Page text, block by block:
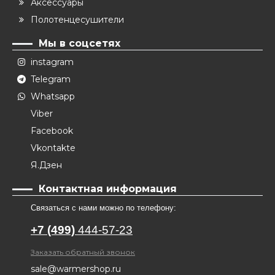
позолоченных тонов, которые можно подобрать
в цвет обстановки или отделки комнаты. Такие
интерьере.
Gold Line(позолоченные смесители)
Rose Gold Line
Золото как матовая так и глянцевая поверхность
дизайн и функциональность. Правильно
подобранное оборудование делает интерьер
завершенным, украшает яркими акцентами,
позволяет реализовать смелые дизайнерские идеи.
Аксессуары
Полотенцесушители
Мы в соцсетях
instagram
Telegram
Whatsapp
Viber
Facebook
Vkontakte
Я.Дзен
Контактная информация
Связаться с нами можно по телефону:
+7 (499) 444-57-23
Заказать обратный звонок
sale@warmershop.ru